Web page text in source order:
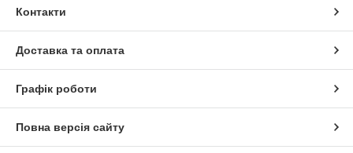
Контакти
Доставка та оплата
Графік роботи
Повна версія сайту